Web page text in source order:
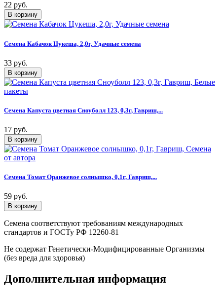
22 руб.
Семена Кабачок Цукеша, 2,0г, Удачные семена
33 руб.
Семена Капуста цветная Сноуболл 123, 0,3г, Гавриш,...
17 руб.
Семена Томат Оранжевое солнышко, 0,1г, Гавриш,...
59 руб.
Семена соответствуют требованиям международных
стандартов и ГОСТу РФ 12260-81
Не содержат Генетически-Модифицированные Организмы
(без вреда для здоровья)
Дополнительная информация